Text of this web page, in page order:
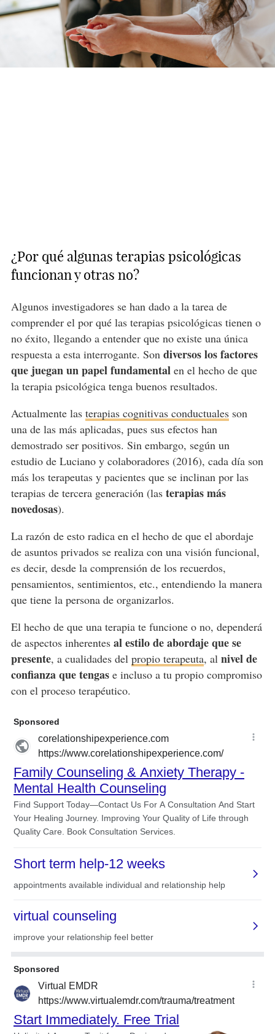
¿Por qué algunas terapias psicológicas
funcionan y otras no?
Algunos investigadores se han dado a la tarea de
comprender el por qué las terapias psicológicas tienen o
no éxito, llegando a entender que no existe una única
respuesta a esta interrogante. Son diversos los factores
que juegan un papel fundamentalen el hecho de que
la terapia psicológica tenga buenos resultados.
Actualmente las terapias cognitivas conductualesson
una de las más aplicadas, pues sus efectos han
demostrado ser positivos. Sin embargo, según un
estudio de Luciano y colaboradores (2016), cada día son
más los terapeutas y pacientes que se inclinan por las
terapias de tercera generación (las terapias más
novedosas).
La razón de esto radica en el hecho de que el abordaje
de asuntos privados se realiza con una visión funcional,
es decir, desde la comprensión de los recuerdos,
pensamientos, sentimientos, etc., entendiendo la manera
que tiene la persona de organizarlos.
El hecho de que una terapia te funcione o no, dependerá
de aspectos inherentes al estilo de abordaje que se
presente, a cualidades del propio terapeuta, alnivel de
confianza que tengase incluso a tu propio compromiso
con el proceso terapéutico.